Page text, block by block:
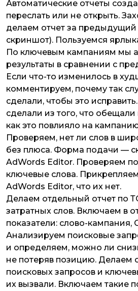
Автоматические отчеты
переслать или не открыть.
делаем отчет за предыдущий
скриншот). Пользуемся
По ключевым кампаниям мы
результаты в сравнении с
Если что-то изменилось в
комментируем, почему так
сделали, чтобы это
сделали из того, что
как это повлияло на
Проверяем, нет ли слов в
без плюса. Форма подачи —
AdWords Editor. Проверяем
ключевые слова.
AdWords Editor, что их нет.
Делаем отдельный отчет по
затратных слов. Включаем в
показатели: слово-кампания,
Анализируем поисковые
и определяем, можно ли
не потеряв позицию. Делаем
поисковых запросов и
их вызвали. Включаем такие